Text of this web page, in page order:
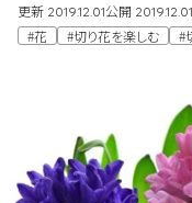
更新 2019.12.01公開 2019.12.01
#花
#切り花を楽しむ #